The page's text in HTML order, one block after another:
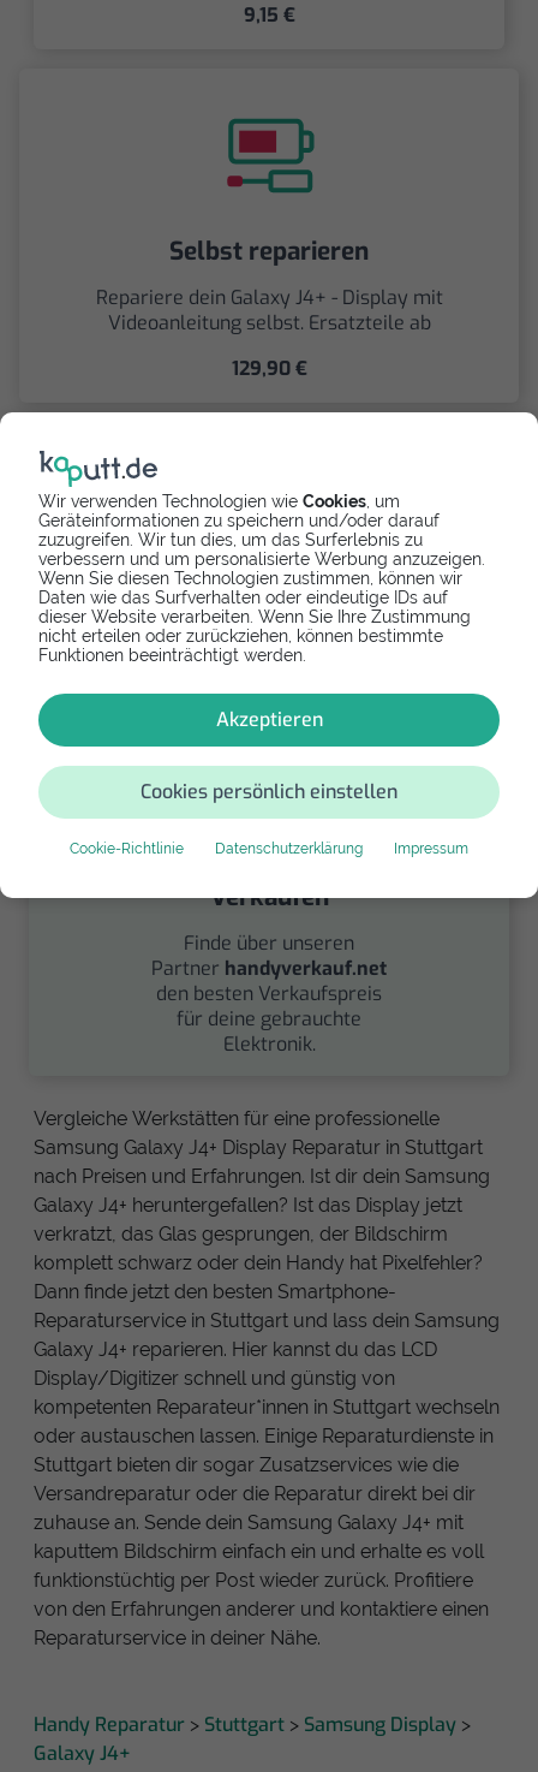
Wir verwenden Technologien wie Cookies , um
Geräteinformationen zu speichern und/oder darauf
zuzugreifen. Wir tun dies, um das Surferlebnis zu
verbessern und um personalisierte Werbung anzuzeigen.
Wenn Sie diesen Technologien zustimmen, können wir
Daten wie das Surfverhalten oder eindeutige IDs auf
dieser Website verarbeiten. Wenn Sie Ihre Zustimmung
nicht erteilen oder zurückziehen, können bestimmte
Funktionen beeinträchtigt werden.
Akzeptieren
Cookies persönlich einstellen
Cookie-Richtlinie Datenschutzerklärung Impressum
9,15 €
Selbst reparieren
Repariere dein Galaxy J4+ - Display mit
Videoanleitung selbst. Ersatzteile ab
129,90 €
Spenden
Spende Dein Gerät über
handysfuerdieumwelt.de
Verkaufen
Finde über unseren
Partner handyverkauf.net
den besten Verkaufspreis
für deine gebrauchte
Elektronik.
Vergleiche Werkstätten für eine professionelle
Samsung Galaxy J4+ Display Reparatur in Stuttgart
nach Preisen und Erfahrungen. Ist dir dein Samsung
Galaxy J4+ heruntergefallen? Ist das Display jetzt
verkratzt, das Glas gesprungen, der Bildschirm
komplett schwarz oder dein Handy hat Pixelfehler?
Dann finde jetzt den besten Smartphone-
Reparaturservice in Stuttgart und lass dein Samsung
Galaxy J4+ reparieren. Hier kannst du das LCD
Display/Digitizer schnell und günstig von
kompetenten Reparateur*innen in Stuttgart wechseln
oder austauschen lassen. Einige Reparaturdienste in
Stuttgart bieten dir sogar Zusatzservices wie die
Versandreparatur oder die Reparatur direkt bei dir
zuhause an. Sende dein Samsung Galaxy J4+ mit
kaputtem Bildschirm einfach ein und erhalte es voll
funktionstüchtig per Post wieder zurück. Profitiere
von den Erfahrungen anderer und kontaktiere einen
Reparaturservice in deiner Nähe.
Handy Reparatur > Stuttgart > Samsung Display >
Galaxy J4+